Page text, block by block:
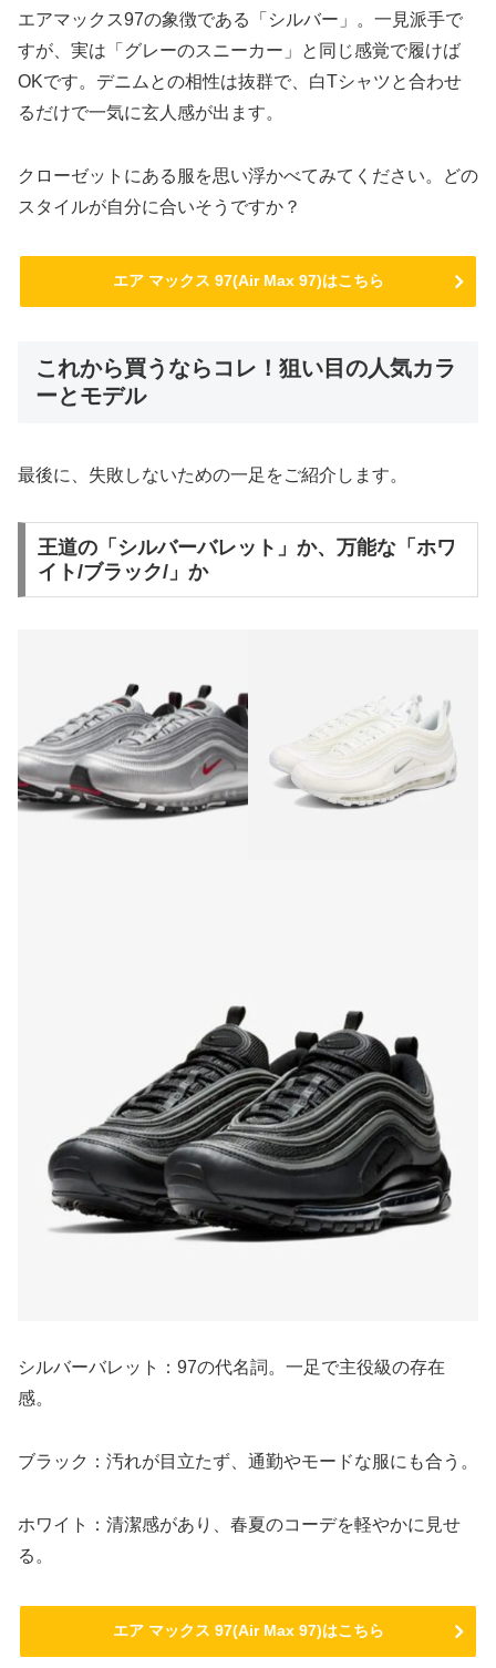
エアマックス97の象徴である「シルバー」。一見派手で
すが、実は「グレーのスニーカー」と同じ感覚で履けば
OKです。デニムとの相性は抜群で、白Tシャツと合わせ
るだけで一気に玄人感が出ます。
クローゼットにある服を思い浮かべてみてください。どの
スタイルが自分に合いそうですか？
エア マックス 97(Air Max 97)はこちら
これから買うならコレ！狙い目の人気カラ
ーとモデル
最後に、失敗しないための一足をご紹介します。
王道の「シルバーバレット」か、万能な「ホワ
イト/ブラック/」か
シルバーバレット：97の代名詞。一足で主役級の存在
感。
ブラック：汚れが目立たず、通勤やモードな服にも合う。
ホワイト：清潔感があり、春夏のコーデを軽やかに見せ
る。
エア マックス 97(Air Max 97)はこちら